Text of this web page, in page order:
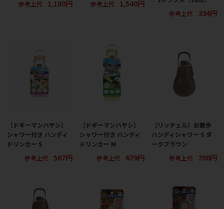
参考上代
1,180円
参考上代
1,540円
参考上代
334円
［ドギーマンハヤシ］
シャワー付き ハンディ
ドリンカー S
参考上代
567円
［ドギーマンハヤシ］
シャワー付き ハンディ
ドリンカー M
参考上代
679円
［リッチェル］お散歩
ハンディシャワー S ダ
ークブラウン
参考上代
700円